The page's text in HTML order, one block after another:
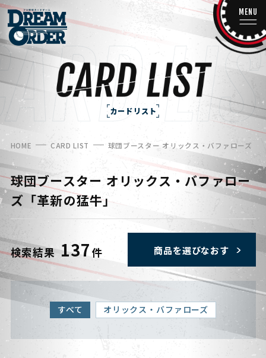
MENU
カードリスト
HOME CARD LIST 球団ブースター オリックス・バファローズ「
球団ブースター オリックス・バファロー
ズ「革新の猛牛」
検索結果 137 件 商品を選びなおす
すべて オリックス・バファローズ